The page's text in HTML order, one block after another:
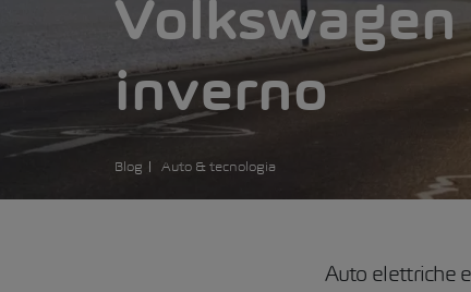
Volkswagen
inverno
Blog Auto & tecnologia
Auto elettriche